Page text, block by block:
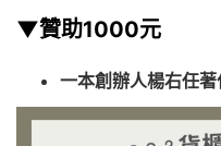
▼贊助1000元
一本創辦人楊右任